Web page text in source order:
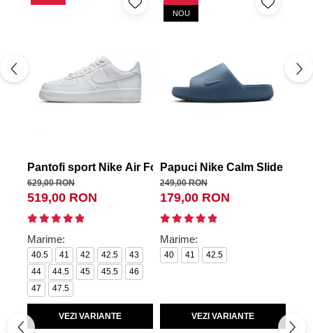
Pantofi sport Nike Air Force 1 '07
629,00 RON
519,00 RON
Marime:
40.5 41 42 42.5
43
44
44.5 45 45.5
46
47
47.5
VEZI VARIANTE
NOU
Papuci Nike Calm Slide 2.0
249,00 RON
179,00 RON
Marime:
40 41 42.5
VEZI VARIANTE